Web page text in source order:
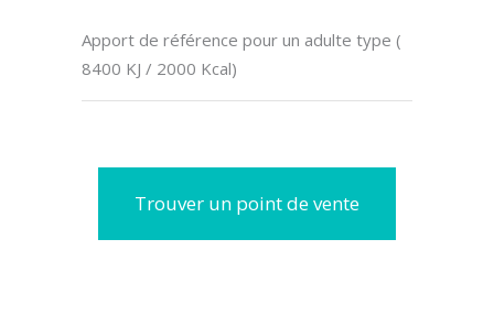
Apport de référence pour un adulte type (
8400 KJ / 2000 Kcal)
Trouver un point de vente